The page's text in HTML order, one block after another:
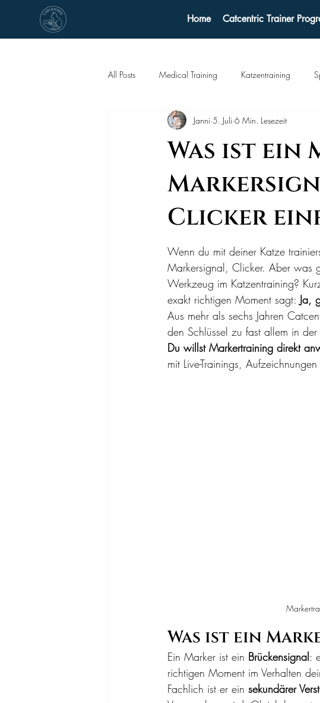
Home Catcentric Trainer
All Posts Medical Training Katzentraining
Was ist ein
Clicker
Janni 5. Juli 6 Min. Lesezeit
Wenn du mit deiner Katze
Markersignal, Clicker. Aber was
Werkzeug im Katzentraining?
exakt richtigen Moment sagt: Ja,
Aus mehr als sechs Jahren
den Schlüssel zu fast allem in
Du willst Markertraining direkt
mit Live-Trainings,
Was ist ein
Ein Marker ist ein Brückensignal:
richtigen Moment im Verhalten
Fachlich ist er ein sekundärer